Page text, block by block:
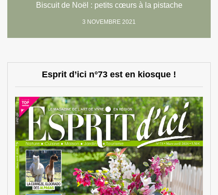
Biscuit de Noël : petits cœurs à la pistache
3 NOVEMBRE 2021
Esprit d’ici n°73 est en kiosque !